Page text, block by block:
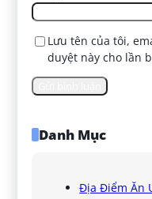
Lưu tên của tôi,
duyệt này cho lần
Danh Mục
Địa Điểm Ăn